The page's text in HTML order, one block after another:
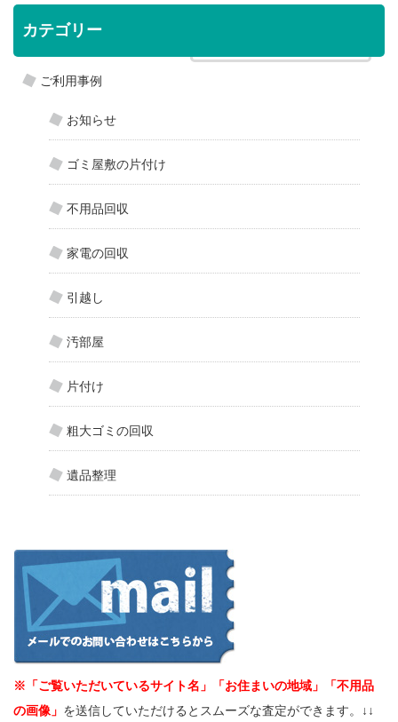
カテゴリー
ご利用事例
お知らせ
ゴミ屋敷の片付け
不用品回収
家電の回収
引越し
汚部屋
片付け
粗大ゴミの回収
遺品整理
※「ご覧いただいているサイト名」「お住まいの地域」「不用品
の画像」 を送信していただけるとスムーズな査定ができます。↓↓